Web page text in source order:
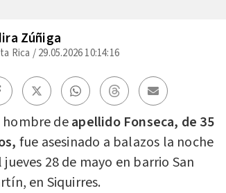
Zúñiga
Rica /29.05.2026 10:14:16
hombre deapellido Fonseca, de 35
fue asesinado a balazos la noche
jueves 28 de mayo en barrio San
en Siquirres.